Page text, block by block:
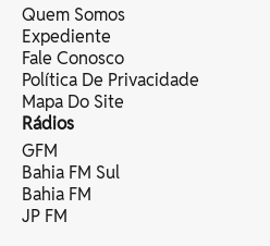
Quem Somos
Expediente
Fale Conosco
Política De Privacidade
Mapa Do Site
Rádios
GFM
Bahia FM Sul
Bahia FM
JP FM